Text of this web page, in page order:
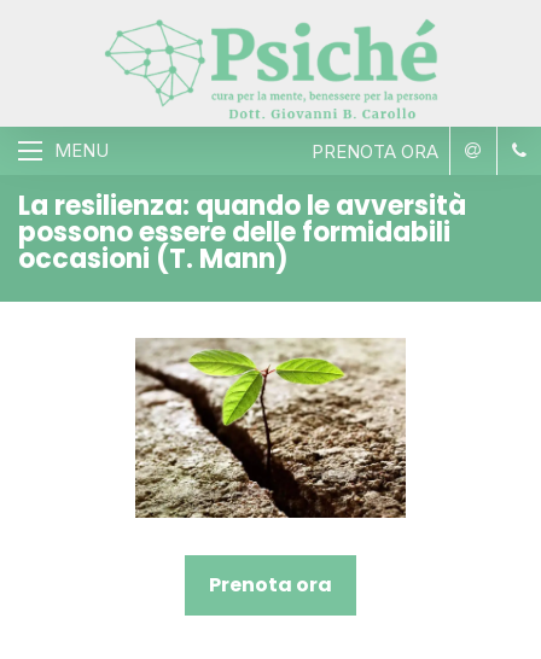
La resilienza: quando le avversità
possono essere delle formidabili
occasioni (T. Mann)
Prenota ora
MENU PRENOTA ORA